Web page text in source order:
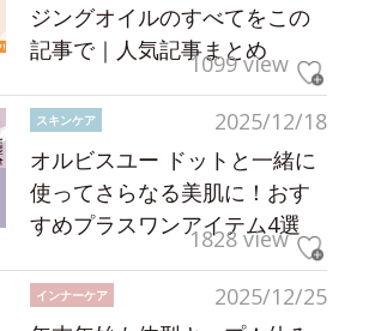
ジングオイルのすべてをこの
記事で｜人気記事まとめ
1099 view
2025/12/18
スキンケア
オルビスユー ドットと一緒に
使ってさらなる美肌に！おす
すめプラスワンアイテム4選
1828 view
2025/12/25
インナーケア